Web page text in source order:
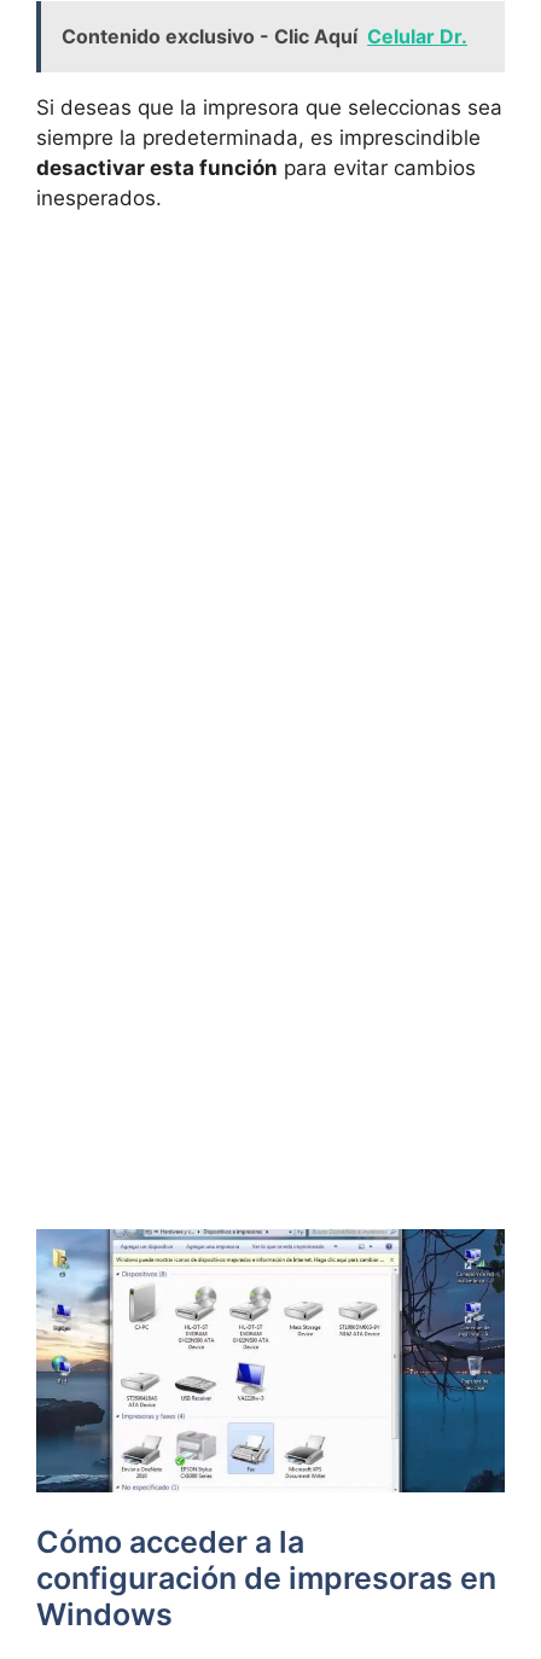
Contenido exclusivo - Clic Aquí Celular Dr.
Si deseas que la impresora que seleccionas sea
siempre la predeterminada, es imprescindible
desactivar esta función para evitar cambios
inesperados.
Cómo acceder a la
configuración de impresoras en
Windows